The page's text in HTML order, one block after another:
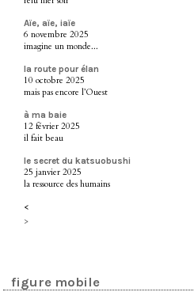
Aïe, aïe, iaïe
6 novembre 2025
imagine un monde...
la route pour élan
10 octobre 2025
mais pas encore l’Ouest
à ma baie
12 février 2025
il fait beau
le secret du katsuobushi
25 janvier 2025
la ressource des humains
<
>
figure mobile